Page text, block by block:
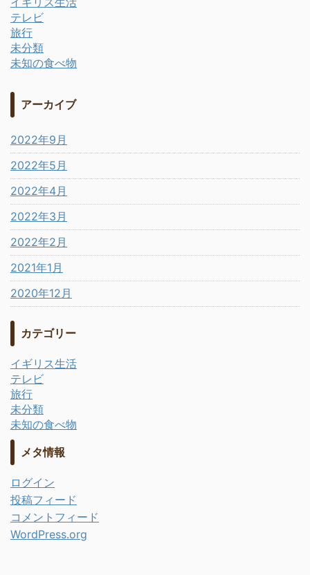
テレビ
旅行
未分類
未知の食べ物
アーカイブ
2022年9月
2022年5月
2022年4月
2022年3月
2022年2月
2021年1月
2020年12月
カテゴリー
イギリス生活
テレビ
旅行
未分類
未知の食べ物
メタ情報
ログイン
投稿フィード
コメントフィード
WordPress.org